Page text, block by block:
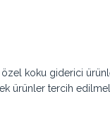
koku giderici
ürünler tercih